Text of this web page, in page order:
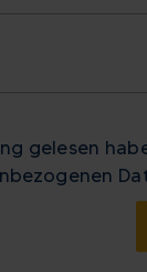
gelesen